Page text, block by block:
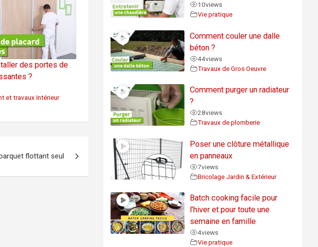
des portes de
?
et travaux Intérieur
flottant seul
10views
Vie pratique
Comment couler une dalle
béton ?
44views
Travaux de Gros Oeuvre
Comment purger un radiateur
?
28views
Travaux de plomberie
Poser une clôture métallique
en panneaux
7views
Bricolage Jardin & Extérieur
Batch cooking facile pour
l’hiver et pour toute une
semaine en famille
4views
Vie pratique